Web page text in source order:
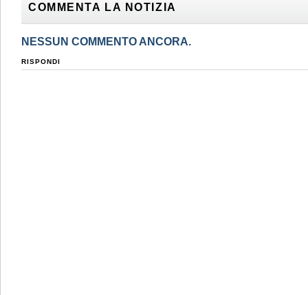
COMMENTA LA NOTIZIA
NESSUN COMMENTO ANCORA.
RISPONDI